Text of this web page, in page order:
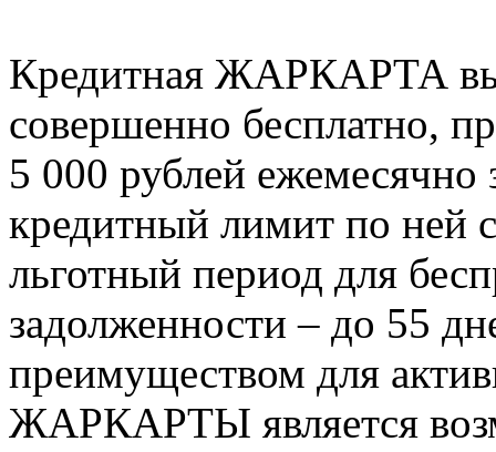
Кредитная ЖАРКАРТА
совершенно бесплатно,
5 000 рублей
кредитный лимит по ней
льготный период для
задолженности – до 55
преимуществом для
ЖАРКАРТЫ является